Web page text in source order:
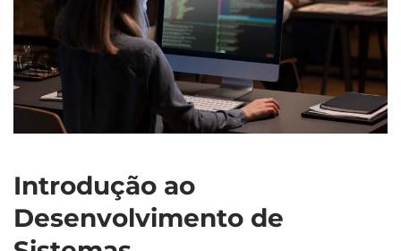
Introdução ao
Desenvolvimento de